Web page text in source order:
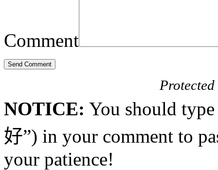
Comment
NOTICE: You should
好”) in your comment to
your patience!